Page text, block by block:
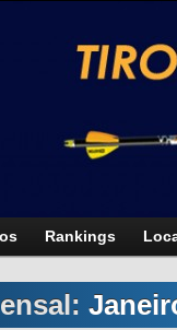
Rankings